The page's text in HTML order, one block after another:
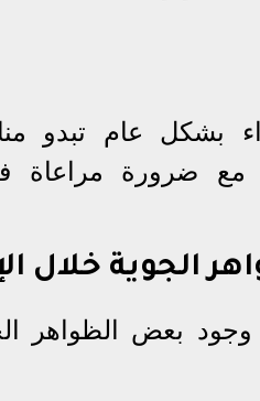
بشكل عام تبدو
مع ضرورة مراعاة
الجوية خلال
وجود بعض الظواهر